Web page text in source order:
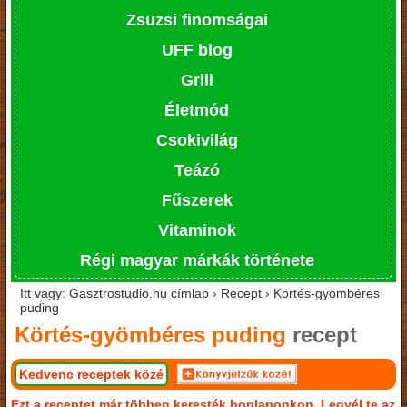
Zsuzsi finomságai
UFF blog
Grill
Életmód
Csokivilág
Teázó
Fűszerek
Vitaminok
Régi magyar márkák története
Itt vagy: Gasztrostudio.hu címlap › Recept › Körtés-gyömbéres
puding
Körtés-gyömbéres puding recept
Kedvenc receptek közé
Ezt a receptet már többen keresték honlaponkon. Legyél te az